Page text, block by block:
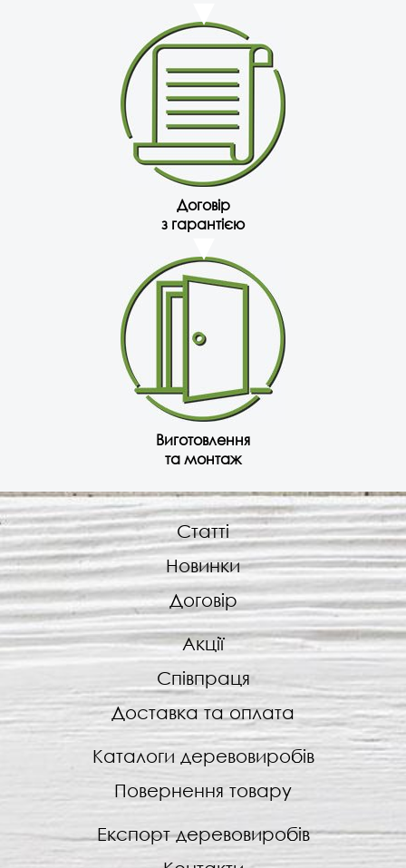
Договір
з гарантією
Виготовлення
та монтаж
Статті
Новинки
Договір
Акції
Співпраця
Доставка та оплата
Каталоги деревовиробів
Повернення товару
Експорт деревовиробів